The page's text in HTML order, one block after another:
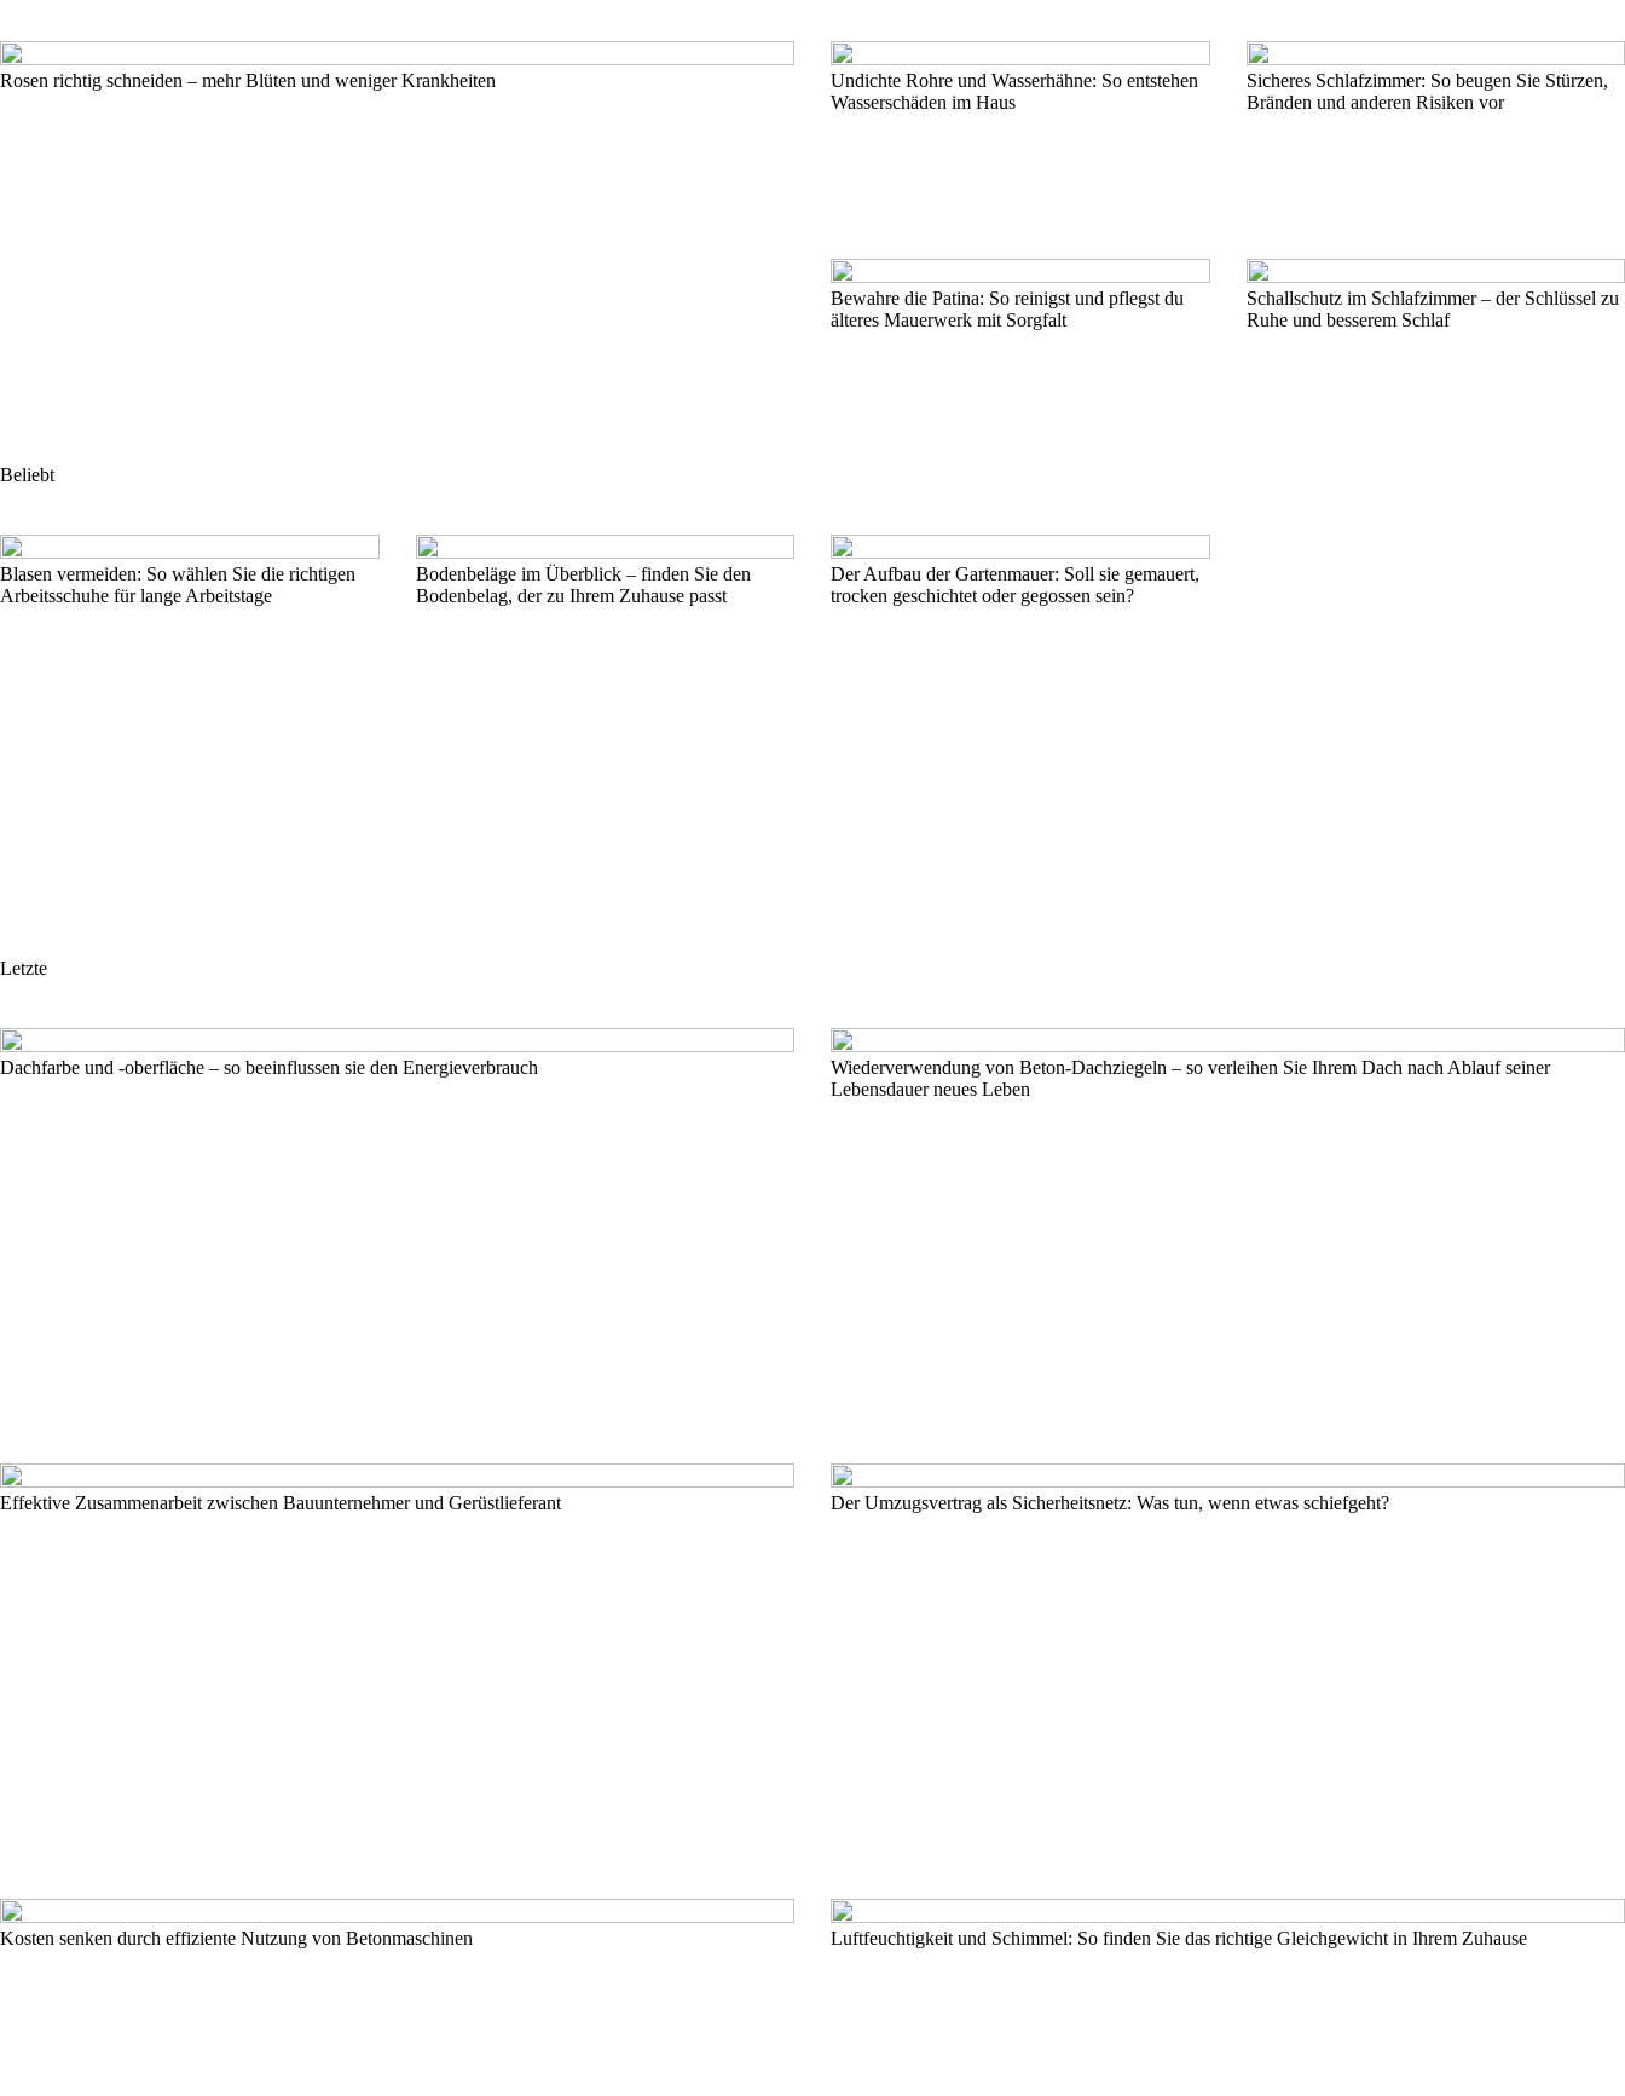
Rosen richtig schneiden – mehr Blüten und weniger Krankheiten
Undichte Rohre und Wasserhähne: So entstehen
Wasserschäden im Haus
Sicheres Schlafzimmer: So beugen Sie Stürzen,
Bränden und anderen Risiken vor
Bewahre die Patina: So reinigst und pflegst du
älteres Mauerwerk mit Sorgfalt
Schallschutz im Schlafzimmer – der Schlüssel zu
Ruhe und besserem Schlaf
Beliebt
Blasen vermeiden: So wählen Sie die richtigen
Arbeitsschuhe für lange Arbeitstage
Bodenbeläge im Überblick – finden Sie den
Bodenbelag, der zu Ihrem Zuhause passt
Der Aufbau der Gartenmauer: Soll sie gemauert,
trocken geschichtet oder gegossen sein?
Letzte
Dachfarbe und -oberfläche – so beeinflussen sie den Energieverbrauch
Wiederverwendung von Beton-Dachziegeln – so verleihen Sie Ihrem Dach nach Ablauf seiner
Lebensdauer neues Leben
Effektive Zusammenarbeit zwischen Bauunternehmer und Gerüstlieferant Der Umzugsvertrag als Sicherheitsnetz: Was tun, wenn etwas schiefgeht?
Kosten senken durch effiziente Nutzung von Betonmaschinen Luftfeuchtigkeit und Schimmel: So finden Sie das richtige Gleichgewicht in Ihrem Zuhause